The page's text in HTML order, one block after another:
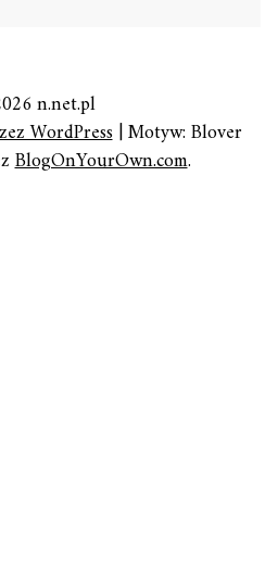
n.net.pl
WordPress|Motyw: Blover
BlogOnYourOwn.com.